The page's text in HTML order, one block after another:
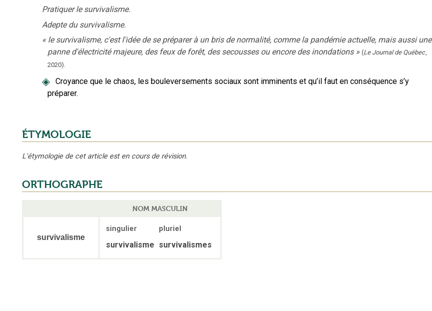
Pratiquer le survivalisme.
Adepte du survivalisme.
« le survivalisme, c'est l'idée de se préparer à un bris de normalité, comme la pandémie actuelle, mais aussi une
panne d'électricité majeure, des feux de forêt, des secousses ou encore des inondations » (Le Journal de Québec,
2020).
◈ Croyance que le chaos, les bouleversements sociaux sont imminents et qu’il faut en conséquence s’y
préparer.
ÉTYMOLOGIE
L'étymologie de cet article est en cours de révision.
ORTHOGRAPHE
NOM MASCULIN
survivalisme
singulier pluriel
survivalisme survivalismes